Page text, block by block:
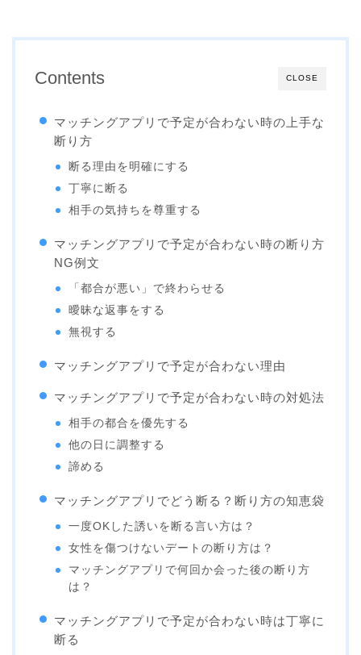
CLOSE
Contents
マッチングアプリで予定が合わない時の上手な
断り方
断る理由を明確にする
丁寧に断る
相手の気持ちを尊重する
マッチングアプリで予定が合わない時の断り方
NG例文
「都合が悪い」で終わらせる
曖昧な返事をする
無視する
マッチングアプリで予定が合わない理由
マッチングアプリで予定が合わない時の対処法
相手の都合を優先する
他の日に調整する
諦める
マッチングアプリでどう断る？断り方の知恵袋
一度OKした誘いを断る言い方は？
女性を傷つけないデートの断り方は？
マッチングアプリで何回か会った後の断り方
は？
マッチングアプリで予定が合わない時は丁寧に
断る